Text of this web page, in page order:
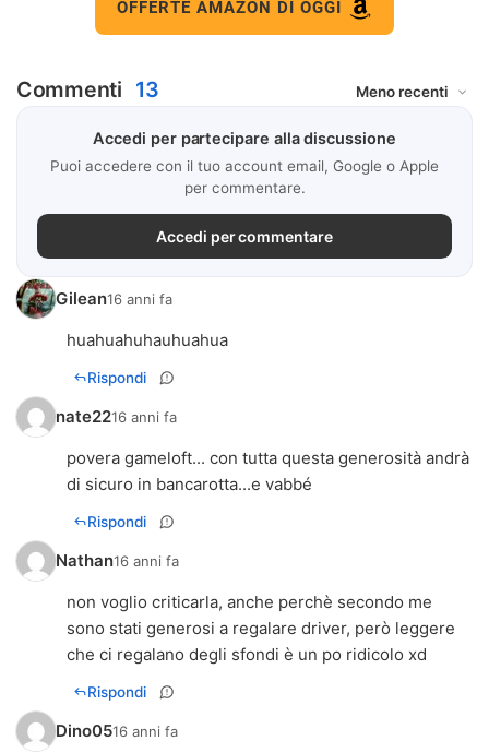
OFFERTE AMAZON DI OGGI
Commenti 13
Accedi per partecipare alla discussione
Puoi accedere con il tuo account email, Google o Apple
per commentare.
Accedi per commentare
Gilean16 anni fa
huahuahuhauhuahua
Rispondi
nate2216 anni fa
povera gameloft... con tutta questa generosità andrà
di sicuro in bancarotta...e vabbé
Rispondi
Nathan16 anni fa
non voglio criticarla, anche perchè secondo me
sono stati generosi a regalare driver, però leggere
che ci regalano degli sfondi è un po ridicolo xd
Rispondi
Dino0516 anni fa